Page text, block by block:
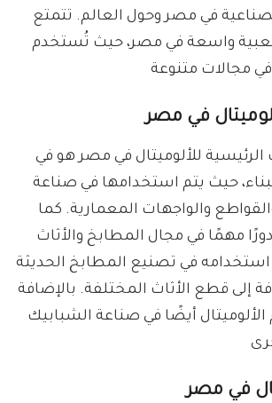
في مصر وحول العالم. تتمتع
واسعة في مصر، حيث تُستخدم
مجالات متنوعة
في مصر
الرئيسية للألوميتال في مصر هو في
حيث يتم استخدامها في صناعة
والقواطع والواجهات المعمارية. كما
مهمًا في مجال المطابخ والأثاث
استخدامه في تصنيع المطابخ الحديثة
إلى قطع الأثاث المختلفة. بالإضافة
أيضًا في صناعة الشبابيك
في مصر